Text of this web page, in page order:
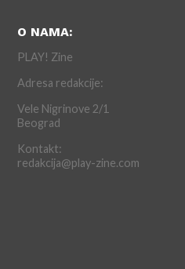
O NAMA:
PLAY! Zine
Adresa redakcije:
Vele Nigrinove 2/1
Beograd
Kontakt:
redakcija@play-zine.com